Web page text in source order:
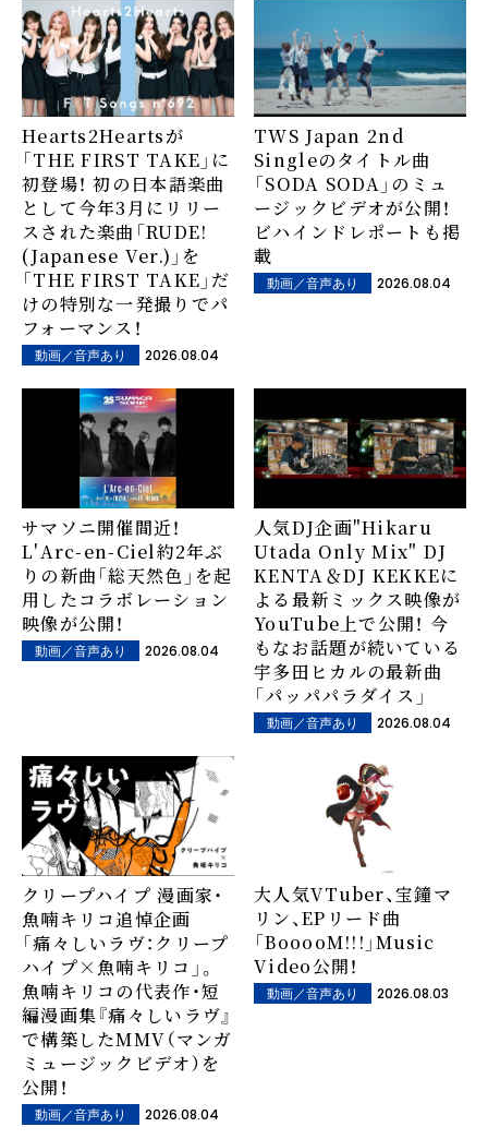
Hearts2Heartsが
「THE FIRST TAKE」に
初登場！ 初の日本語楽曲
として今年3月にリリー
スされた楽曲「RUDE!
(Japanese Ver.)」を
「THE FIRST TAKE」だ
けの特別な一発撮りでパ
フォーマンス！
動画／音声あり 2026.08.04
TWS Japan 2nd
Singleのタイトル曲
「SODA SODA」のミュ
ージックビデオが公開！
ビハインドレポートも掲
載
動画／音声あり 2026.08.04
サマソニ開催間近！
L'Arc-en-Ciel約2年ぶ
りの新曲「総天然色」を起
用したコラボレーション
映像が公開！
動画／音声あり 2026.08.04
人気DJ企画"Hikaru
Utada Only Mix" DJ
KENTA＆DJ KEKKEに
よる最新ミックス映像が
YouTube上で公開！ 今
もなお話題が続いている
宇多田ヒカルの最新曲
「パッパパラダイス」
動画／音声あり 2026.08.04
クリープハイプ 漫画家・
魚喃キリコ追悼企画
「痛々しいラヴ：クリープ
ハイプ×魚喃キリコ」。
魚喃キリコの代表作・短
編漫画集『痛々しいラヴ』
で構築したMMV（マンガ
ミュージックビデオ）を
公開！
動画／音声あり 2026.08.04
大人気VTuber、宝鐘マ
リン、EPリード曲
「BooooM!!!」Music
Video公開！
動画／音声あり 2026.08.03